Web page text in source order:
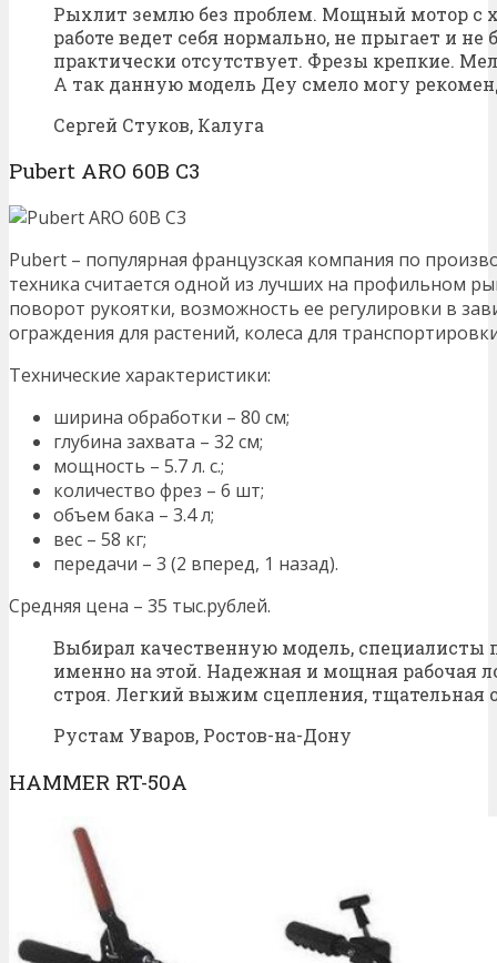
Рыхлит землю без проблем. Мощный мотор с
работе ведет себя нормально, не прыгает и не
практически отсутствует. Фрезы крепкие.
А так данную модель Деу смело могу
Сергей Стуков, Калуга
Pubert ARO 60B C3
Pubert – популярная французская компания по
техника считается одной из лучших на профильном
поворот рукоятки, возможность ее регулировки в
ограждения для растений, колеса для
Технические характеристики:
ширина обработки – 80 см;
глубина захвата – 32 см;
мощность – 5.7 л. с.;
количество фрез – 6 шт;
объем бака – 3.4 л;
вес – 58 кг;
передачи – 3 (2 вперед, 1 назад).
Средняя цена – 35 тыс.рублей.
Выбирал качественную модель, специалисты
именно на этой. Надежная и мощная рабочая
строя. Легкий выжим сцепления, тщательная
Рустам Уваров, Ростов-на-Дону
HAMMER RT-50A